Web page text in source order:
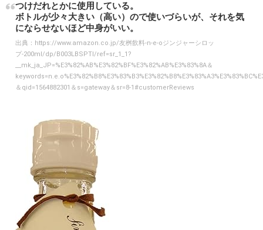
つけだれとかに使用している。
ボトルが少々大きい（高い）ので使いづらいが、それを気
にならせないほど中身がいい。
出典： https://www.amazon.co.jp/友桝飲料-n-e-oジンジャーシロッ
プ-200ml/dp/B003LBSPTI/ref=sr_1_1?
__mk_ja_JP=%E3%82%AB%E3%82%BF%E3%82%AB%E3%83%8A＆
＆qid=1564882301＆s=gateway＆sr=8-1#customerReviews